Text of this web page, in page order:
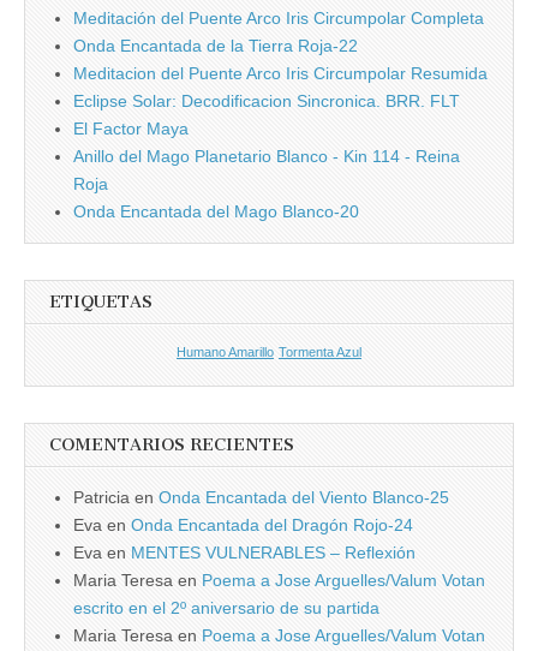
Meditación del Puente Arco Iris Circumpolar Completa
Onda Encantada de la Tierra Roja-22
Meditacion del Puente Arco Iris Circumpolar Resumida
Eclipse Solar: Decodificacion Sincronica. BRR. FLT
El Factor Maya
Anillo del Mago Planetario Blanco - Kin 114 - Reina
Roja
Onda Encantada del Mago Blanco-20
ETIQUETAS
Humano Amarillo Tormenta Azul
COMENTARIOS RECIENTES
Patricia en Onda Encantada del Viento Blanco-25
Eva en Onda Encantada del Dragón Rojo-24
Eva en MENTES VULNERABLES – Reflexión
Maria Teresa en Poema a Jose Arguelles/Valum Votan
escrito en el 2º aniversario de su partida
Maria Teresa en Poema a Jose Arguelles/Valum Votan